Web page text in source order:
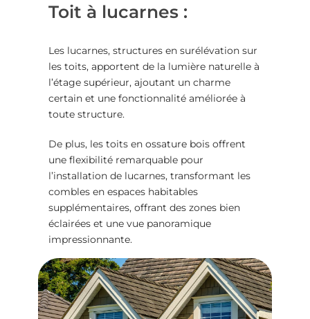
Toit à lucarnes :
Les lucarnes, structures en surélévation sur
les toits, apportent de la lumière naturelle à
l’étage supérieur, ajoutant un charme
certain et une fonctionnalité améliorée à
toute structure.
De plus, les toits en ossature boisoffrent
une flexibilité remarquable pour
l’installation de lucarnes, transformant les
combles en espaces habitables
supplémentaires, offrant des zones bien
éclairées et une vue panoramique
impressionnante.